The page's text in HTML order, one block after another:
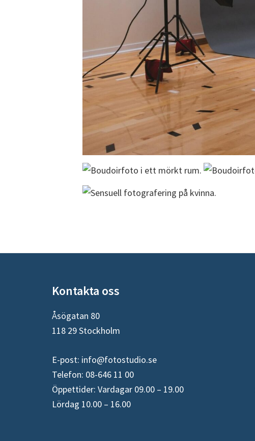
Kontakta oss
Åsögatan 80
118 29 Stockholm
E-post: info@fotostudio.se
Telefon: 08-646 11 00
Öppettider: Vardagar 09.00 – 19.00
Lördag 10.00 – 16.00